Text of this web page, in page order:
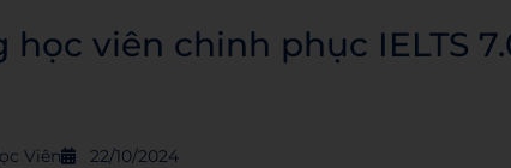
học viên chinh phục IELTS
Viên 22/10/2024